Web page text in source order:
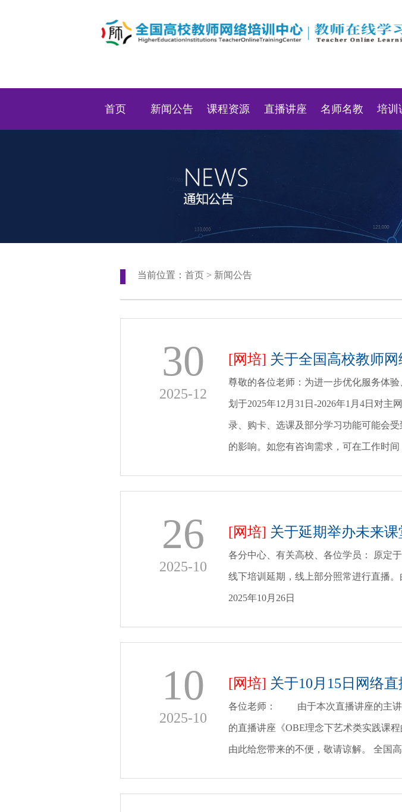
首页 新闻公告 课程资源 直播讲座 名师名教 培训
当前位置： 首页> 新闻公告
30
2025-12
[网培] 关于全国高校教师
尊敬的各位老师：为进一步优化服务体
划于2025年12月31日-2026年1月4日对
录、购卡、选课及部分学习功能可能会
的影响。如您有咨询需求，可在工作时间
26
2025-10
[网培] 关于延期举办未来
各分中心、有关高校、各位学员： 原定
线下培训延期，线上部分照常进行直播
2025年10月26日
10
2025-10
[网培] 关于10月15日网络
各位老师： 由于本次直播讲座的主讲
的直播讲座《OBE理念下艺术类实践课
由此给您带来的不便，敬请谅解。 全国